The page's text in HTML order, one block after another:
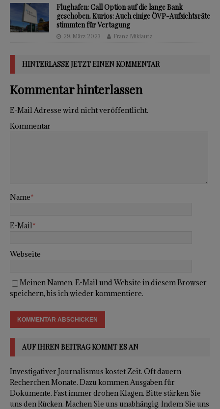
Flughafen: Call Option auf die lange Bank
geschoben. Kurios: Auch einige ÖVP-Aufsichtsräte
stimmten für Vertagung
29. März 2023 Franz Miklautz
HINTERLASSE JETZT EINEN KOMMENTAR
Kommentar hinterlassen
E-Mail Adresse wird nicht veröffentlicht.
Kommentar
Name*
E-Mail*
Webseite
Meinen Namen, E-Mail und Website in diesem Browser
speichern, bis ich wieder kommentiere.
AUF IHREN BEITRAG KOMMT ES AN
Investigativer Journalismus kostet Zeit. Oft dauern
Recherchen Monate. Dazu kommen Ausgaben für
Dokumente. Fast immer drohen Klagen. Bitte stärken Sie
uns den Rücken. Machen Sie uns unabhängig. Indem Sie uns